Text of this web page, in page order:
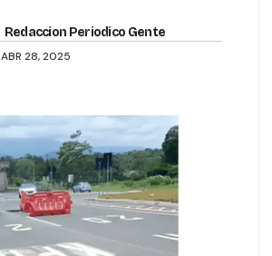
Redaccion Periodico Gente
ABR 28, 2025